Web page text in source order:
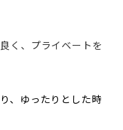
く、プライベートを
、ゆったりとした時